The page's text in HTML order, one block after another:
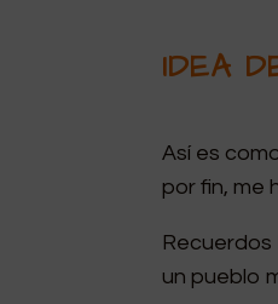
IDEA
Así es
por fin, me
Recuerdos
un pueblo